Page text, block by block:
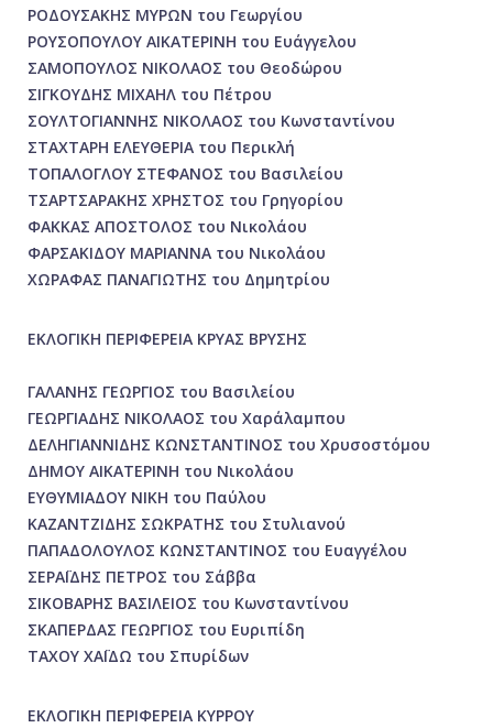
ΡΟΔΟΥΣΑΚΗΣ ΜΥΡΩΝ του Γεωργίου
ΡΟΥΣΟΠΟΥΛΟΥ ΑΙΚΑΤΕΡΙΝΗ του Ευάγγελου
ΣΑΜΟΠΟΥΛΟΣ ΝΙΚΟΛΑΟΣ του Θεοδώρου
ΣΙΓΚΟΥΔΗΣ ΜΙΧΑΗΛ του Πέτρου
ΣΟΥΛΤΟΓΙΑΝΝΗΣ ΝΙΚΟΛΑΟΣ του Κωνσταντίνου
ΣΤΑΧΤΑΡΗ ΕΛΕΥΘΕΡΙΑ του Περικλή
ΤΟΠΑΛΟΓΛΟΥ ΣΤΕΦΑΝΟΣ του Βασιλείου
ΤΣΑΡΤΣΑΡΑΚΗΣ ΧΡΗΣΤΟΣ του Γρηγορίου
ΦΑΚΚΑΣ ΑΠΟΣΤΟΛΟΣ του Νικολάου
ΦΑΡΣΑΚΙΔΟΥ ΜΑΡΙΑΝΝΑ του Νικολάου
ΧΩΡΑΦΑΣ ΠΑΝΑΓΙΩΤΗΣ του Δημητρίου
ΕΚΛΟΓΙΚΗ ΠΕΡΙΦΕΡΕΙΑ ΚΡΥΑΣ ΒΡΥΣΗΣ
ΓΑΛΑΝΗΣ ΓΕΩΡΓΙΟΣ του Βασιλείου
ΓΕΩΡΓΙΑΔΗΣ ΝΙΚΟΛΑΟΣ του Χαράλαμπου
ΔΕΛΗΓΙΑΝΝΙΔΗΣ ΚΩΝΣΤΑΝΤΙΝΟΣ του Χρυσοστόμου
ΔΗΜΟΥ ΑΙΚΑΤΕΡΙΝΗ του Νικολάου
ΕΥΘΥΜΙΑΔΟΥ ΝΙΚΗ του Παύλου
ΚΑΖΑΝΤΖΙΔΗΣ ΣΩΚΡΑΤΗΣ του Στυλιανού
ΠΑΠΑΔΟΛΟΥΛΟΣ ΚΩΝΣΤΑΝΤΙΝΟΣ του Ευαγγέλου
ΣΕΡΑΪΔΗΣ ΠΕΤΡΟΣ του Σάββα
ΣΙΚΟΒΑΡΗΣ ΒΑΣΙΛΕΙΟΣ του Κωνσταντίνου
ΣΚΑΠΕΡΔΑΣ ΓΕΩΡΓΙΟΣ του Ευριπίδη
ΤΑΧΟΥ ΧΑΪΔΩ του Σπυρίδων
ΕΚΛΟΓΙΚΗ ΠΕΡΙΦΕΡΕΙΑ ΚΥΡΡΟΥ